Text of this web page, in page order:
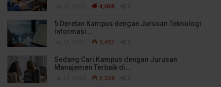
4,048
5 Deretan Kampus dengan Jurusan Teknologi
Informasi…
3,451
Sedang Cari Kampus dengan Jurusan
Manajemen Terbaik di…
2,328